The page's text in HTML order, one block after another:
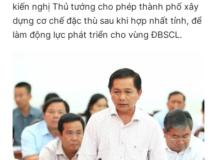
kiến nghị Thủ tướng cho phép thành phố xây
dựng cơ chế đặc thù sau khi hợp nhất tỉnh, để
làm động lực phát triển cho vùng ĐBSCL.